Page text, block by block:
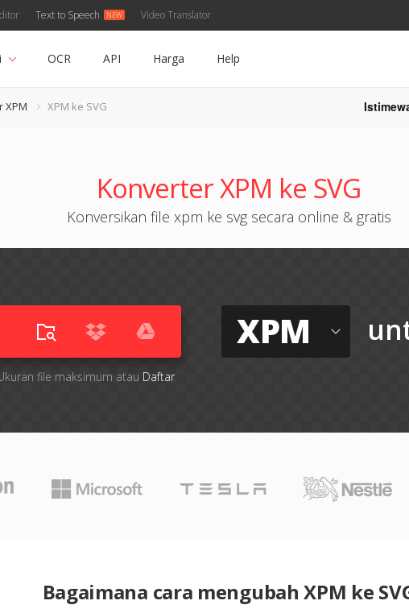
Text to Speech Video Translator
OCR API Harga Help
XPM XPM ke SVG
Konverter XPM ke SVG
Konversikan file xpm ke svg secara online & gratis
file maksimum atau Daftar
XPM
Bagaimana cara mengubah XPM ke